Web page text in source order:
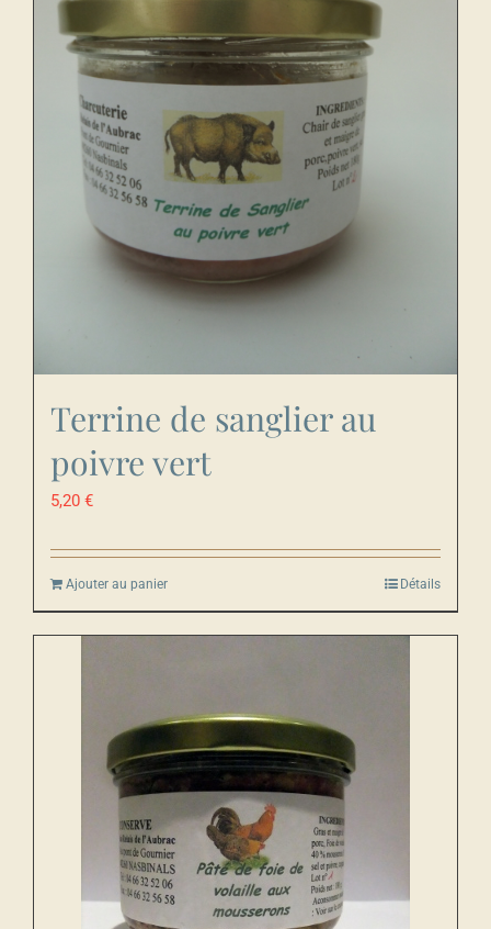
Terrine de sanglier au
poivre vert
5,20 €
Ajouter au panier Détails